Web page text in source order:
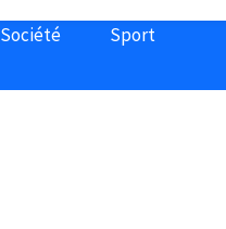
Société Sport